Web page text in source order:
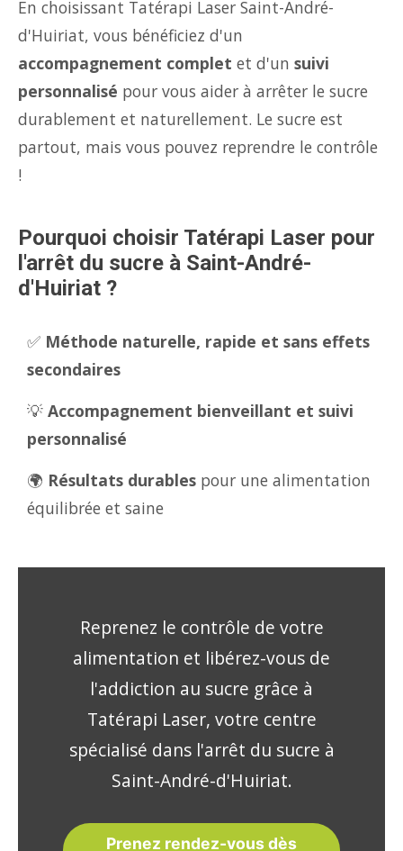
En choisissant Tatérapi Laser Saint-André-
d'Huiriat, vous bénéficiez d'un
accompagnement complet et d'un suivi
personnalisé pour vous aider à arrêter le sucre
durablement et naturellement. Le sucre est
partout, mais vous pouvez reprendre le contrôle
!
Pourquoi choisir Tatérapi Laser pour
l'arrêt du sucre à Saint-André-
d'Huiriat ?
✅ Méthode naturelle, rapide et sans effets
secondaires
💡 Accompagnement bienveillant et suivi
personnalisé
🌍 Résultats durables pour une alimentation
équilibrée et saine
Reprenez le contrôle de votre
alimentation et libérez-vous de
l'addiction au sucre grâce à
Tatérapi Laser, votre centre
spécialisé dans l'arrêt du sucre à
Saint-André-d'Huiriat.
Prenez rendez-vous dès